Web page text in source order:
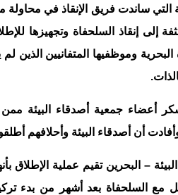
التي ساندت فريق الإنقاذ في
إلى إنقاذ السلحفاة وتجهيزها
وموظفيها المتفانيين
جمعية أصدقاء البيئة ممن
وأفادت أن أصدقاء البيئة وأحلافهم
– البحرين تقيم عملية الإطلاق
مع السلحفاة بعد أشهر من بدء